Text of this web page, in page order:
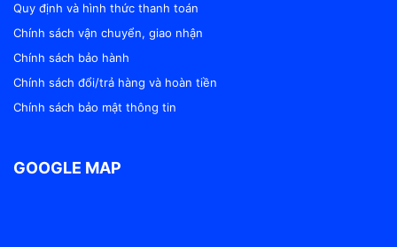
CỐI CHÀY ĐỒNG
Quy định và hình thức thanh toán
Chính sách vận chuyển, giao nhận
Chính sách bảo hành
Chính sách đổi/trả hàng và hoàn tiền
Chính sách bảo mật thông tin
GOOGLE MAP